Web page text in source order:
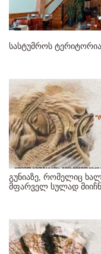
სასტუმროს
გუნიაზე, რომელიც
მფარველ სულად